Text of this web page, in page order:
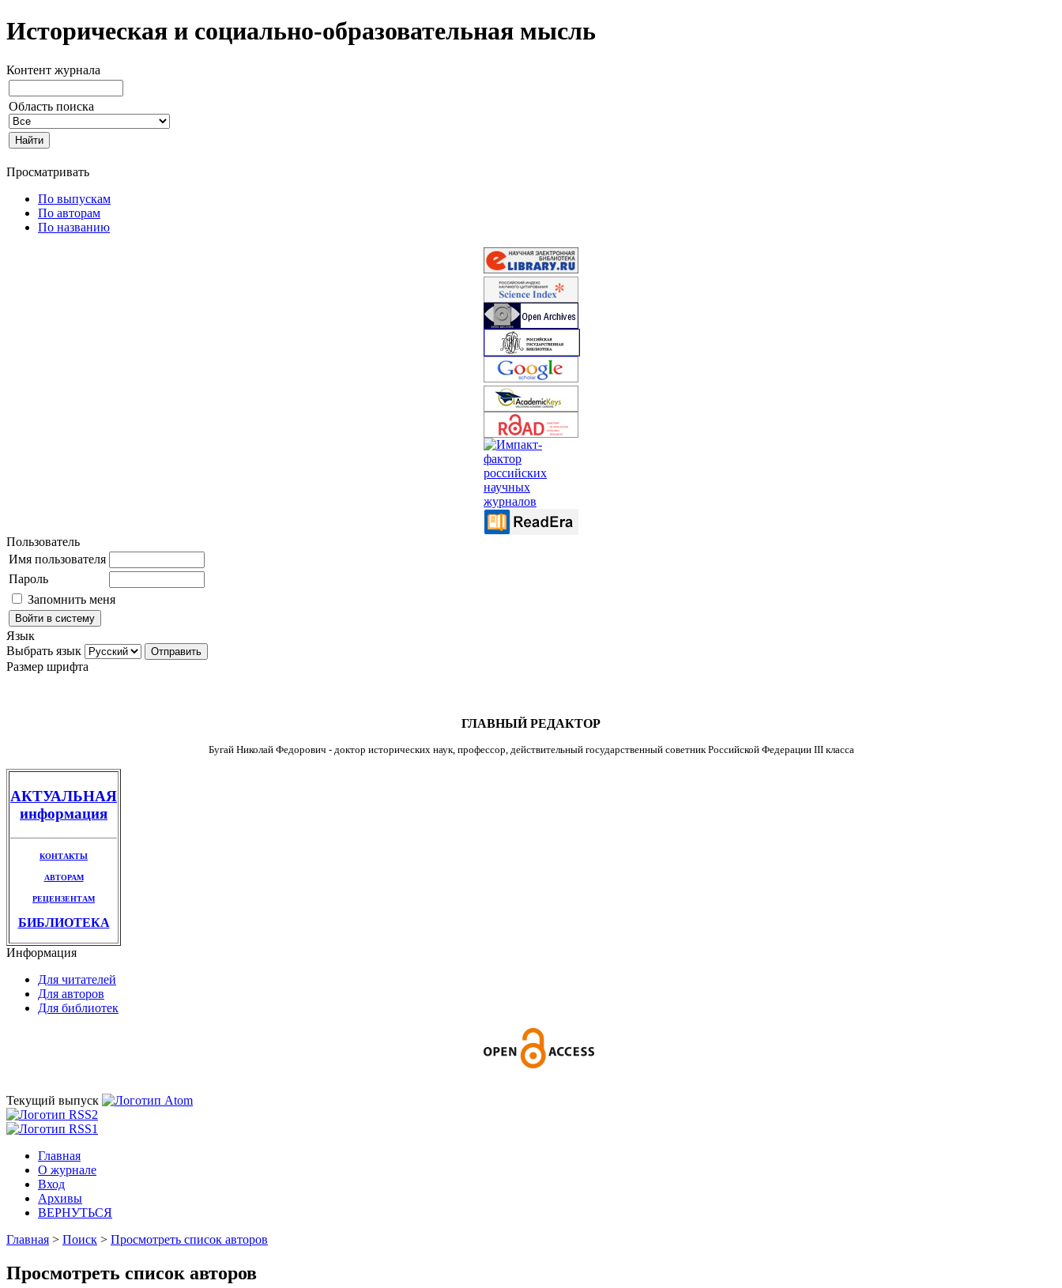
Историческая и социально-образовательная мысль
Контент журнала
Область поиска
Просматривать
По выпускам
По авторам
По названию
Пользователь
Имя пользователя
Пароль
Запомнить меня
Язык
Выбрать язык
Размер шрифта
ГЛАВНЫЙ РЕДАКТОР
Бугай Николай Федорович - доктор исторических наук, профессор, действительный государственный советник Российской Федерации III класса
АКТУАЛЬНАЯ
информация
КОНТАКТЫ
АВТОРАМ
РЕЦЕНЗЕНТАМ
БИБЛИОТЕКА
Информация
Для читателей
Для авторов
Для библиотек
Текущий выпуск
Главная
О журнале
Вход
Архивы
ВЕРНУТЬСЯ
Главная > Поиск > Просмотреть список авторов
Просмотреть список авторов